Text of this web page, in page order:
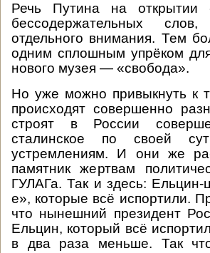
Речь Путина на
бессодержательных
отдельного внимания. Тем
одним сплошным упрёком
нового музея — «свобода».
Но уже можно привыкнуть к
происходят совершенно
строят в России
сталинское по своей
устремлениям. И они же
памятник жертвам
ГУЛАГа. Так и здесь:
е», которые всё испортили.
что нынешний президент
Ельцин, который всё
в два раза меньше. Так